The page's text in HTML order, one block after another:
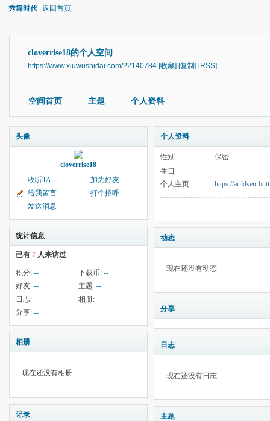
秀舞时代 返回首页
cloverrise18的个人空间
https://www.xiuwushidai.com/?2140784 [收藏] [复制] [RSS]
空间首页 主题 个人资料
头像
cloverrise18
收听TA
加为好友
给我留言
打个招呼
发送消息
统计信息
已有 7 人来访过
积分: -- 下载币: --
好友: -- 主题: --
日志: -- 相册: --
分享: --
相册
现在还没有相册
记录
个人资料
性别
保密
生日
个人主页
https://arildsen-
动态
现在还没有动态
分享
日志
现在还没有日志
主题